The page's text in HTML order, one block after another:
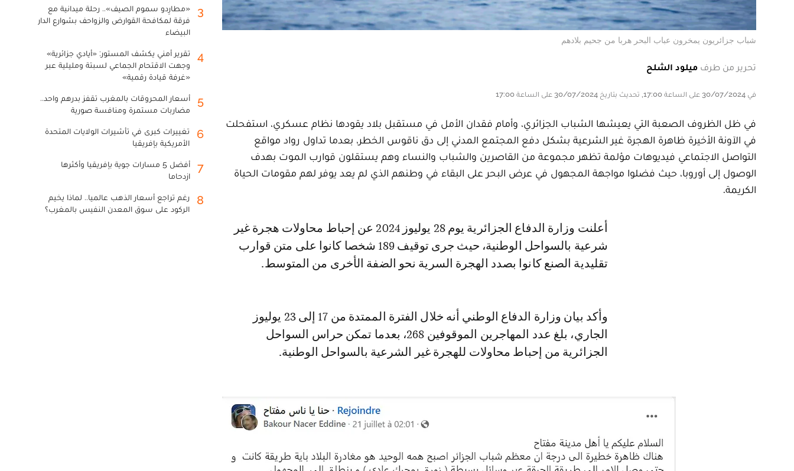
شباب جزائريون يمخرون عباب البحر هربا من جحيم بلادهم
تحرير من طرف ميلود الشلح
في 30/07/2024 على الساعة 17:00, تحديث بتاريخ 30/07/2024 على الساعة 17:00
في ظل الظروف الصعبة التي يعيشها الشباب الجزائري، وأمام فقدان الأمل في مستقبل بلاد يقودها نظام عسكري، استفحلت
في الآونة الأخيرة ظاهرة الهجرة غير الشرعية بشكل دفع المجتمع المدني إلى دق ناقوس الخطر، بعدما تداول رواد مواقع
التواصل الاجتماعي فيديوهات مؤلمة تظهر مجموعة من القاصرين والشباب والنساء وهم يستقلون قوارب الموت بهدف
الوصول إلى أوروبا، حيث فضلوا مواجهة المجهول في عرض البحر على البقاء في وطنهم الذي لم يعد يوفر لهم مقومات الحياة
الكريمة.
أعلنت وزارة الدفاع الجزائرية يوم 28 يوليوز 2024 عن إحباط محاولات هجرة غير
شرعية بالسواحل الوطنية، حيث جرى توقيف 189 شخصا كانوا على متن قوارب
تقليدية الصنع كانوا بصدد الهجرة السرية نحو الضفة الأخرى من المتوسط.
وأكد بيان وزارة الدفاع الوطني أنه خلال الفترة الممتدة من 17 إلى 23 يوليوز
الجاري، بلغ عدد المهاجرين الموقوفين 268، بعدما تمكن حراس السواحل
الجزائرية من إحباط محاولات للهجرة غير الشرعية بالسواحل الوطنية.
3
«مطارِدو سموم الصيف».. رحلة ميدانية مع
فرقة لمكافحة القوارض والزواحف بشوارع الدار
البيضاء
4
تقرير أمني يكشف المستور: «أيادي جزائرية»
وجهت الاقتحام الجماعي لسبتة ومليلية عبر
«غرفة قيادة رقمية»
5
أسعار المحروقات بالمغرب تقفز بدرهم واحد..
مضاربات مستمرة ومنافسة صورية
6
تغييرات كبرى في تأشيرات الولايات المتحدة
الأمريكية بإفريقيا
7
أفضل 5 مسارات جوية بإفريقيا وأكثرها
ازدحاما
8
رغم تراجع أسعار الذهب عالميا.. لماذا يخيم
الركود على سوق المعدن النفيس بالمغرب؟